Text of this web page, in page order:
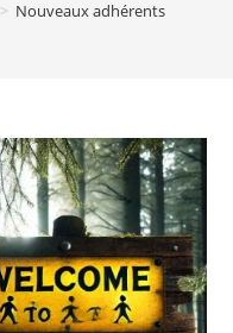
> Nouveaux adhérents